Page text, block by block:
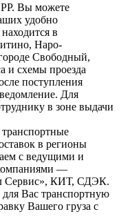
Вы можете
удобно
в
Наро-
Свободный,
и схемы проезда
поступления
Для
в зоне выдачи
в регионы
с ведущими и
—
Сервис», КИТ, СДЭК.
Вас транспортную
Вашего груза с